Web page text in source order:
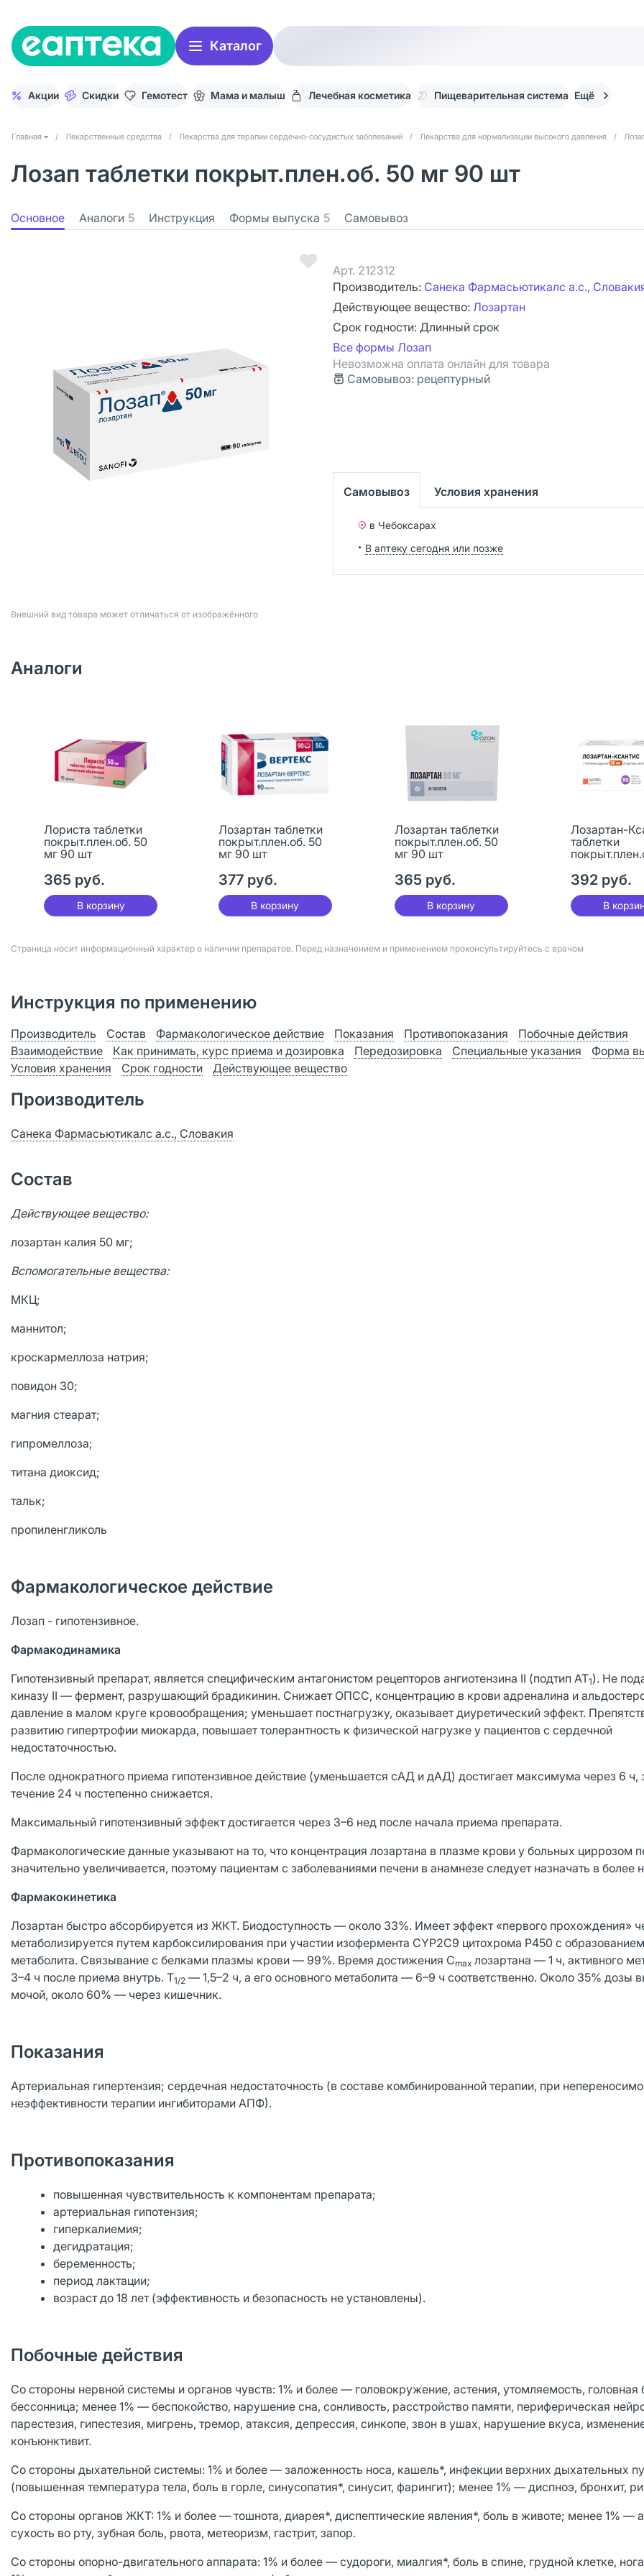
Каталог
Акции Скидки Гемотест Мама и малыш Лечебная косметика Пищеварительная система Ещё
Главная / Лекарственные средства / Лекарства для терапии сердечно-сосудистых заболеваний / Лекарства для нормализации высокого давления /
Лозап таблетки покрыт.плен.об. 50 мг 90 шт
Основное Аналоги 5 Инструкция Формы выпуска 5 Самовывоз
Bнешний вид товара может отличаться от изображённого
Арт. 212312
Производитель: Санека Фармасьютикалс а.с.,
Действующее вещество: Лозартан
Срок годности: Длинный срок
Все формы Лозап
Невозможна оплата онлайн для товара
Самовывоз: рецептурный
Самовывоз Условия хранения
в Чебоксарах
В аптеку сегодня или позже
Аналоги
Лориста таблетки
покрыт.плен.об. 50
мг 90 шт
365 руб.
В корзину
Лозартан таблетки
покрыт.плен.об. 50
мг 90 шт
377 руб.
В корзину
Лозартан таблетки
покрыт.плен.об. 50
мг 90 шт
365 руб.
В корзину
Лозартан-
таблетки
392 руб.
В
Страница носит информационный характер о наличии препаратов. Перед назначением и применением проконсультируйтесь с врачом
Инструкция по применению
Производитель Состав Фармакологическое действие Показания Противопоказания
Побочные действия
Взаимодействие
Как принимать, курс приема и дозировка Передозировка Специальные указания
Форма
Условия хранения
Срок годности Действующее вещество
Производитель
Санека Фармасьютикалс а.с., Словакия
Состав
Действующее вещество:
лозартан калия 50 мг;
Вспомогательные вещества:
МКЦ;
маннитол;
кроскармеллоза натрия;
повидон 30;
магния стеарат;
гипромеллоза;
титана диоксид;
тальк;
пропиленгликоль
Фармакологическое действие
Лозап - гипотензивное.
Фармакодинамика
Гипотензивный препарат, является специфическим антагонистом рецепторов ангиотензина II (подтип АТ1). Не
киназу II — фермент, разрушающий брадикинин. Снижает ОПСС, концентрацию в крови адреналина и
давление в малом круге кровообращения; уменьшает постнагрузку, оказывает диуретический эффект.
развитию гипертрофии миокарда, повышает толерантность к физической нагрузке у пациентов с сердечной
недостаточностью.
После однократного приема гипотензивное действие (уменьшается сАД и дАД) достигает максимума через 6 ч,
течение 24 ч постепенно снижается.
Максимальный гипотензивный эффект достигается через 3–6 нед после начала приема препарата.
Фармакологические данные указывают на то, что концентрация лозартана в плазме крови у больных циррозом
значительно увеличивается, поэтому пациентам с заболеваниями печени в анамнезе следует назначать в более
Фармакокинетика
Лозартан быстро абсорбируется из ЖКТ. Биодоступность — около 33%. Имеет эффект «первого прохождения»
метаболизируется путем карбоксилирования при участии изофермента CYP2С9 цитохрома Р450 с
метаболита. Связывание с белками плазмы крови — 99%. Время достижения Cmax лозартана — 1 ч, активного
3–4 ч после приема внутрь. T1/2 — 1,5–2 ч, а его основного метаболита — 6–9 ч соответственно. Около 35% дозы
мочой, около 60% — через кишечник.
Показания
Артериальная гипертензия; сердечная недостаточность (в составе комбинированной терапии, при
неэффективности терапии ингибиторами АПФ).
Противопоказания
повышенная чувствительность к компонентам препарата;
артериальная гипотензия;
гиперкалиемия;
дегидратация;
беременность;
период лактации;
возраст до 18 лет (эффективность и безопасность не установлены).
Побочные действия
Со стороны нервной системы и органов чувств: 1% и более — головокружение, астения, утомляемость, головная
бессонница; менее 1% — беспокойство, нарушение сна, сонливость, расстройство памяти, периферическая
парестезия, гипестезия, мигрень, тремор, атаксия, депрессия, синкопе, звон в ушах, нарушение вкуса,
конъюнктивит.
Со стороны дыхательной системы: 1% и более — заложенность носа, кашель*, инфекции верхних дыхательных
(повышенная температура тела, боль в горле, синусопатия*, синусит, фарингит); менее 1% — диспноэ, бронхит,
Со стороны органов ЖКТ: 1% и более — тошнота, диарея*, диспептические явления*, боль в животе; менее 1% —
сухость во рту, зубная боль, рвота, метеоризм, гастрит, запор.
Со стороны опорно-двигательного аппарата: 1% и более — судороги, миалгия*, боль в спине, грудной клетке,